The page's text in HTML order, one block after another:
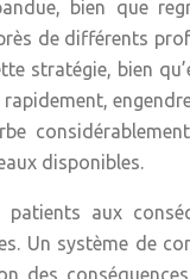
bien que
de différents
stratégie, bien
disponibles.
patients aux
Un système de
des